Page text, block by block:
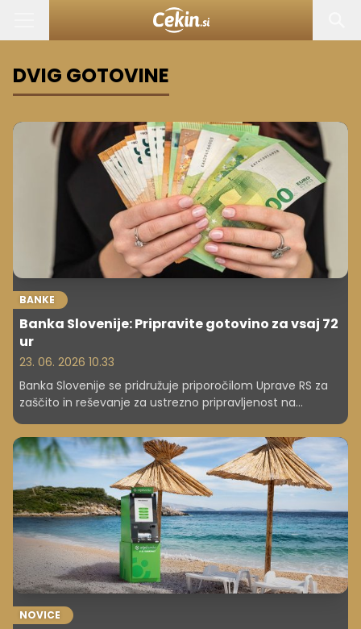
DVIG GOTOVINE
BANKE
Banka Slovenije: Pripravite gotovino za vsaj 72
ur
23. 06. 2026 10.33
Banka Slovenije se pridružuje priporočilom Uprave RS za
zaščito in reševanje za ustrezno pripravljenost na
morebitne motnje v delovanju infrastrukture, ki so lahko
posledica geopolitičnih napetosti, kibernetskih tveganj in
vremenskih ujm. Tako bo lahko imel uporabnik vedno na
voljo več možnosti za elektronsko plačevanje in določen
znesek gotovine.
NOVICE